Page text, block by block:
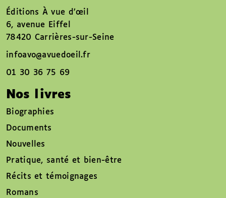
Éditions À vue d’œil
6, avenue Eiffel
78420 Carrières-sur-Seine
infoavo@avuedoeil.fr
01 30 36 75 69
Nos livres
Biographies
Documents
Nouvelles
Pratique, santé et bien-être
Récits et témoignages
Romans